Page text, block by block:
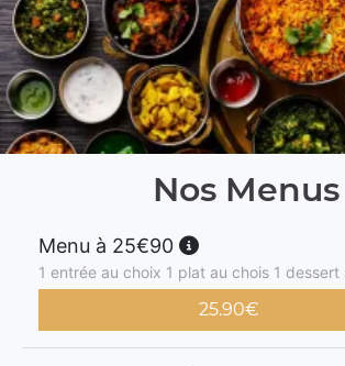
Nos Menus
Menu à 25€90
1 entrée au choix 1 plat au chois 1 dessert
25.90€